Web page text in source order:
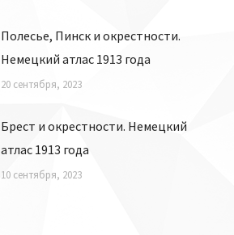
Полесье, Пинск и окрестности.
Немецкий атлас 1913 года
20 сентября, 2023
Брест и окрестности. Немецкий
атлас 1913 года
10 сентября, 2023